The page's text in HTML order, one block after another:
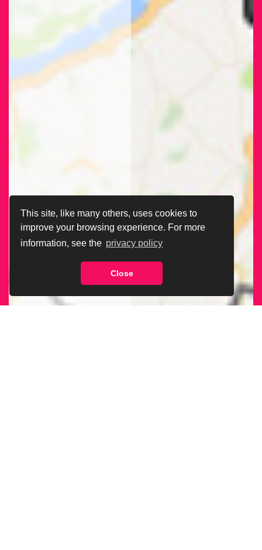
This site, like many others, uses cookies to
improve your browsing experience. For more
information, see the privacy policy
Close